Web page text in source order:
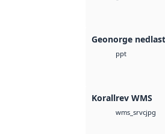
Geonorge
ppt
Korallrev WMS
wms_srvcjpg